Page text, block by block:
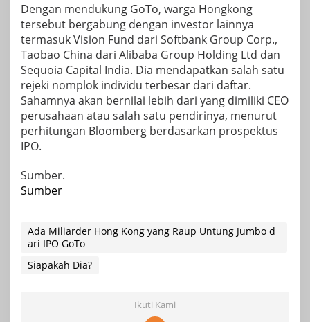
Dengan mendukung GoTo, warga Hongkong
tersebut bergabung dengan investor lainnya
termasuk Vision Fund dari Softbank Group Corp.,
Taobao China dari Alibaba Group Holding Ltd dan
Sequoia Capital India. Dia mendapatkan salah satu
rejeki nomplok individu terbesar dari daftar.
Sahamnya akan bernilai lebih dari yang dimiliki CEO
perusahaan atau salah satu pendirinya, menurut
perhitungan Bloomberg berdasarkan prospektus
IPO.
Sumber.
Sumber
Ada Miliarder Hong Kong yang Raup Untung Jumbo d
ari IPO GoTo
Siapakah Dia?
Ikuti Kami